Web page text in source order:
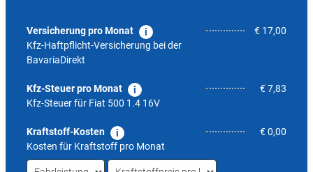
Versicherung pro Monat
Kfz-Haftpflicht-Versicherung bei der
BavariaDirekt
€ 17,00
Kfz-Steuer pro Monat
Kfz-Steuer für Fiat 500 1.4 16V
€ 7,83
Kraftstoff-Kosten
Kosten für Kraftstoff pro Monat
€ 0,00